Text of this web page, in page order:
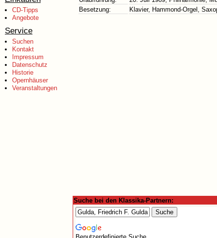
CD-Tipps
Angebote
Service
Suchen
Kontakt
Impressum
Datenschutz
Historie
Opernhäuser
Veranstaltungen
Besetzung:
Klavier, Hammond-Orgel,
Suche bei den Klassika-Partnern: